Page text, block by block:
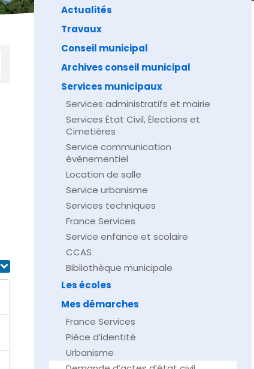
Actualités
Travaux
Conseil municipal
Archives conseil municipal
Services municipaux
Services administratifs et mairie
Services État Civil, Élections et
Cimetières
Service communication
événementiel
Location de salle
Service urbanisme
Services techniques
France Services
Service enfance et scolaire
CCAS
Bibliothèque municipale
Les écoles
Mes démarches
France Services
Pièce d’identité
Urbanisme